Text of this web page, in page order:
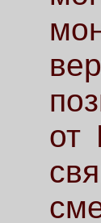
от